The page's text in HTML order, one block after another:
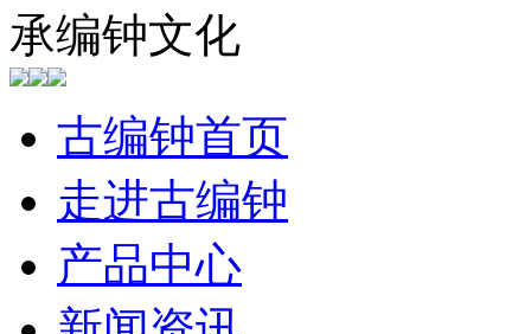
古编钟首页
走进古编钟
产品中心